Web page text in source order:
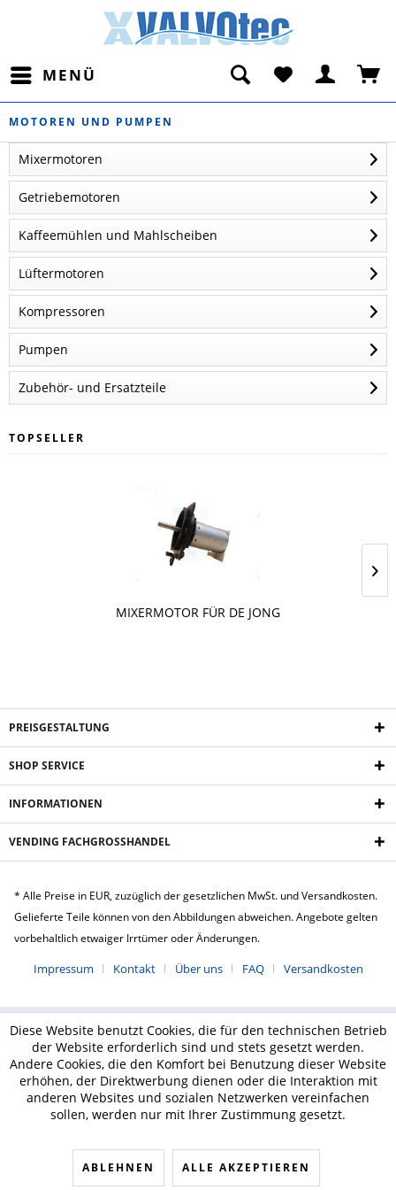
MENÜ
MOTOREN UND PUMPEN
Mixermotoren
Getriebemotoren
Kaffeemühlen und Mahlscheiben
Lüftermotoren
Kompressoren
Pumpen
Zubehör- und Ersatzteile
TOPSELLER
MIXERMOTOR FÜR DE JONG
PREISGESTALTUNG
SHOP SERVICE
INFORMATIONEN
VENDING FACHGROSSHANDEL
* Alle Preise in EUR, zuzüglich der gesetzlichen MwSt. und Versandkosten.
Gelieferte Teile können von den Abbildungen abweichen. Angebote gelten
vorbehaltlich etwaiger Irrtümer oder Änderungen.
Impressum Kontakt Über uns FAQ Versandkosten
Diese Website benutzt Cookies, die für den technischen Betrieb
der Website erforderlich sind und stets gesetzt werden.
Andere Cookies, die den Komfort bei Benutzung dieser Website
erhöhen, der Direktwerbung dienen oder die Interaktion mit
anderen Websites und sozialen Netzwerken vereinfachen
sollen, werden nur mit Ihrer Zustimmung gesetzt.
ABLEHNEN ALLE AKZEPTIEREN